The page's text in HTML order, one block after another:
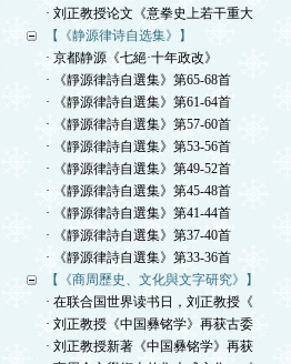
· 刘正教授论文《意拳史上若干重大
【《静源律诗自选集》】
· 京都静源《七絕·十年政改》
· 《靜源律詩自選集》第65-68首
· 《靜源律詩自選集》第61-64首
· 《靜源律詩自選集》第57-60首
· 《靜源律詩自選集》第53-56首
· 《靜源律詩自選集》第49-52首
· 《靜源律詩自選集》第45-48首
· 《靜源律詩自選集》第41-44首
· 《靜源律詩自選集》第37-40首
· 《靜源律詩自選集》第33-36首
【《商周歷史、文化與文字研究》】
· 在联合国世界读书日，刘正教授《
· 刘正教授《中国彝铭学》再获古委
· 刘正教授新著《中国彝铭学》再获